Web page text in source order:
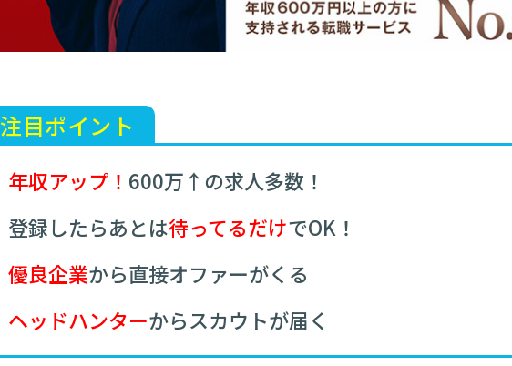
注目ポイント
年収アップ！ 600万↑の求人多数！
登録したらあとは待ってるだけでOK！
優良企業から直接オファーがくる
ヘッドハンターからスカウトが届く